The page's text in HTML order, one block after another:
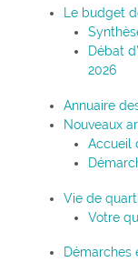
Le budget
Débat
2026
Annuaire
Nouveaux
Accueil
Vie de
Votre
Démarches